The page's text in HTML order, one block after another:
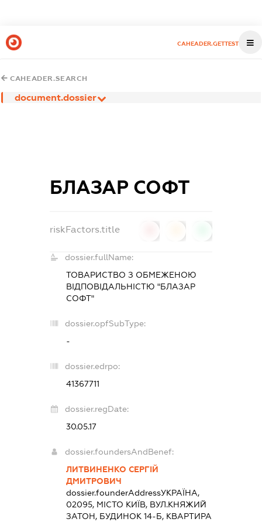
CAHEADER.GETTEST
CAHEADER.SEARCH
document.dossier
БЛАЗАР СОФТ
riskFactors.title
dossier.fullName:
ТОВАРИСТВО З ОБМЕЖЕНОЮ
ВІДПОВІДАЛЬНІСТЮ "БЛАЗАР
СОФТ"
dossier.opfSubType:
-
dossier.edrpo:
41367711
dossier.regDate:
30.05.17
dossier.foundersAndBenef:
ЛИТВИНЕНКО СЕРГІЙ
ДМИТРОВИЧ
dossier.founderAddressУКРАЇНА,
02095, МІСТО КИЇВ, ВУЛ.КНЯЖИЙ
ЗАТОН, БУДИНОК 14-Б, КВАРТИРА